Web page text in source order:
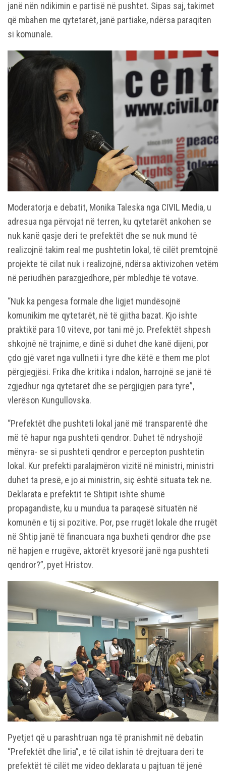
janë nën ndikimin e partisë në pushtet. Sipas saj, takimet
që mbahen me qytetarët, janë partiake, ndërsa paraqiten
si komunale.
Moderatorja e debatit, Monika Taleska nga CIVIL Media, u
adresua nga përvojat në terren, ku qytetarët ankohen se
nuk kanë qasje deri te prefektët dhe se nuk mund të
realizojnë takim real me pushtetin lokal, të cilët premtojnë
projekte të cilat nuk i realizojnë, ndërsa aktivizohen vetëm
në periudhën parazgjedhore, për mbledhje të votave.
“Nuk ka pengesa formale dhe ligjet mundësojnë
komunikim me qytetarët, në të gjitha bazat. Kjo ishte
praktikë para 10 viteve, por tani më jo. Prefektët shpesh
shkojnë në trajnime, e dinë si duhet dhe kanë dijeni, por
çdo gjë varet nga vullneti i tyre dhe këtë e them me plot
përgjegjësi. Frika dhe kritika i ndalon, harrojnë se janë të
zgjedhur nga qytetarët dhe se përgjigjen para tyre”,
vlerëson Kungullovska.
“Prefektët dhe pushteti lokal janë më transparentë dhe
më të hapur nga pushteti qendror. Duhet të ndryshojë
mënyra- se si pushteti qendror e percepton pushtetin
lokal. Kur prefekti paralajmëron vizitë në ministri, ministri
duhet ta presë, e jo ai ministrin, siç është situata tek ne.
Deklarata e prefektit të Shtipit ishte shumë
propagandiste, ku u mundua ta paraqesë situatën në
komunën e tij si pozitive. Por, pse rrugët lokale dhe rrugët
në Shtip janë të financuara nga buxheti qendror dhe pse
në hapjen e rrugëve, aktorët kryesorë janë nga pushteti
qendror?”, pyet Hristov.
Pyetjet që u parashtruan nga të pranishmit në debatin
“Prefektët dhe liria”, e të cilat ishin të drejtuara deri te
prefektët të cilët me video deklarata u pajtuan të jenë